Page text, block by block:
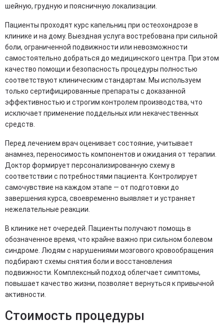
шейную, грудную и поясничную локализации.
Пациенты проходят курс капельниц при остеохондрозе в
клинике и на дому. Выездная услуга востребована при сильной
боли, ограниченной подвижности или невозможности
самостоятельно добраться до медицинского центра. При этом
качество помощи и безопасность процедуры полностью
соответствуют клиническим стандартам. Мы используем
только сертифицированные препараты с доказанной
эффективностью и строгим контролем производства, что
исключает применение поддельных или некачественных
средств.
Перед лечением врач оценивает состояние, учитывает
анамнез, переносимость компонентов и ожидания от терапии.
Доктор формирует персонализированную схему в
соответствии с потребностями пациента. Контролирует
самочувствие на каждом этапе — от подготовки до
завершения курса, своевременно выявляет и устраняет
нежелательные реакции.
В клинике нет очередей. Пациенты получают помощь в
обозначенное время, что крайне важно при сильном болевом
синдроме. Людям с нарушениями мозгового кровообращения
подбирают схемы снятия боли и восстановления
подвижности. Комплексный подход облегчает симптомы,
повышает качество жизни, позволяет вернуться к привычной
активности.
Стоимость процедуры